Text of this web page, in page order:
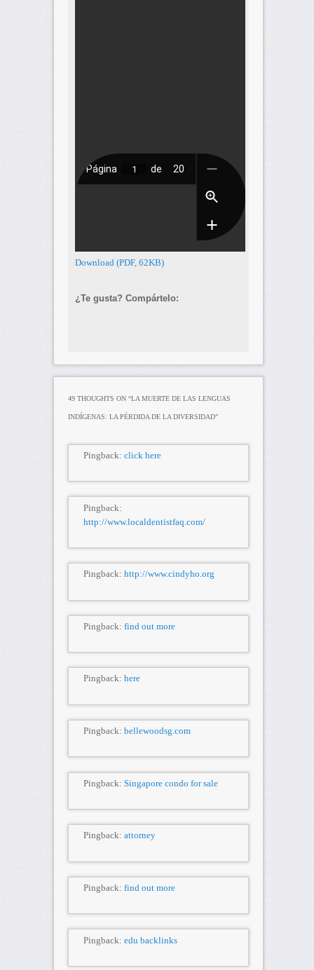
Download (PDF, 62KB)
¿Te gusta? Compártelo:
49 THOUGHTS ON “LA MUERTE DE LAS LENGUAS
INDÍGENAS: LA PÉRDIDA DE LA DIVERSIDAD”
Pingback: click here
Pingback:
http://www.localdentistfaq.com/
Pingback: http://www.cindyho.org
Pingback: find out more
Pingback: here
Pingback: bellewoodsg.com
Pingback: Singapore condo for sale
Pingback: attorney
Pingback: find out more
Pingback: edu backlinks